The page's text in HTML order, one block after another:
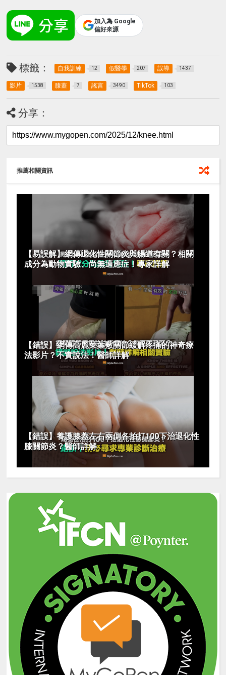
加入為 Google
偏好來源
標籤： 自我訓練 12 假醫學 207 誤導 1437
影片 1538 膝蓋 7 謠言 3490 TikTok 103
分享：
推薦相關資訊
【易誤解】網傳退化性關節炎與腸道有關？相關
成分為動物實驗、尚無適應症！專家詳解
【錯誤】網傳高麗菜葉敷關節緩解疼痛的神奇療
法影片？不實說法！醫師詳解
【錯誤】養護膝蓋左右兩側各拍打100下治退化性
膝關節炎？醫師詳解